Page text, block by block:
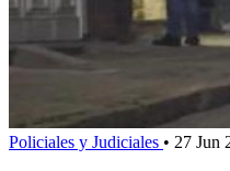
Policiales y Judiciales • 27 Jun